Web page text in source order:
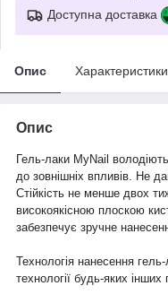
Доступна доставка
Опис Характеристики
Опис
Гель-лаки MyNail
до зовнішніх впливів. Не
Стійкість не менше двох
високоякісною плоскою
забезпечує зручне
Технологія нанесення
технології будь-яких інших